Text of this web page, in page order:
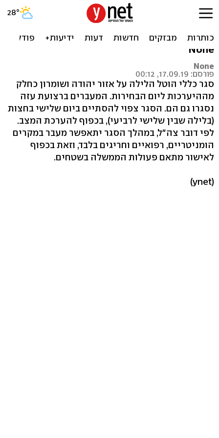
ההיערכות לבחירות: סגר כללי
ביהודה ושומרון
None
None
פורסם: 17.09.19, 00:12
סגר כללי הוטל הלילה על אזור יהודה ושומרון כחלק
מההיערכות ליום הבחירות. המעברים ברצועת עזה
נסגרו גם הם. הסגר צפוי להסתיים ביום שלישי בחצות
(בלילה שבין שלישי לרביעי), בכפוף להערכת המצב.
לפי דובר צה"ל, במהלך הסגר יתאפשר מעבר במקרים
הומניטריים, רפואיים וחריגים בלבד, וזאת בכפוף
לאישור מתאם פעולות הממשלה בשטחים.
(ynet)